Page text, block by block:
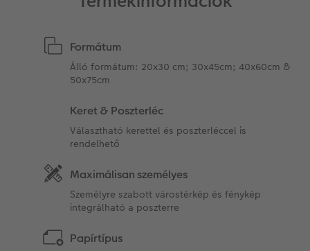
Formátum
Álló formátum: 20x30 cm; 30x45cm; 40x60cm &
50x75cm
Keret & Poszterléc
Választható kerettel és poszterléccel is
rendelhető
Maximálisan személyes
Személyre szabott várostérkép és fénykép
integrálható a poszterre
Papírtípus